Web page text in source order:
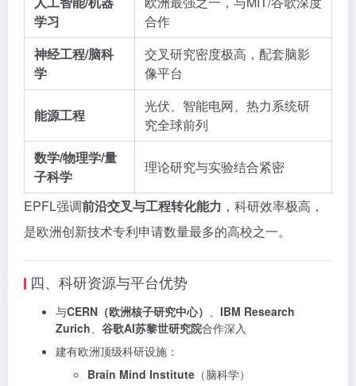
学习
合作
神经工程/脑科
学
交叉研究密度极高，配套脑影
像平台
能源工程
光伏、智能电网、热力系统研
究全球前列
数学/物理学/量
子科学
理论研究与实验结合紧密
EPFL强调前沿交叉与工程转化能力 ，科研效率极高，
是欧洲创新技术专利申请数量最多的高校之一。
四、科研资源与平台优势
与CERN（欧洲核子研究中心） 、 IBM Research
Zurich、 谷歌AI苏黎世研究院合作深入
建有欧洲顶级科研设施：
Brain Mind Institute （脑科学）